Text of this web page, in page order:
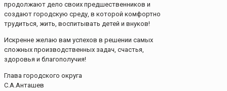
продолжают дело своих предшественников и
создают городскую среду, в которой комфортно
трудиться, жить, воспитывать детей и внуков!
Искренне желаю вам успехов в решении самых
сложных производственных задач, счастья,
здоровья и благополучия!
Глава городского округа
С.А.Анташев